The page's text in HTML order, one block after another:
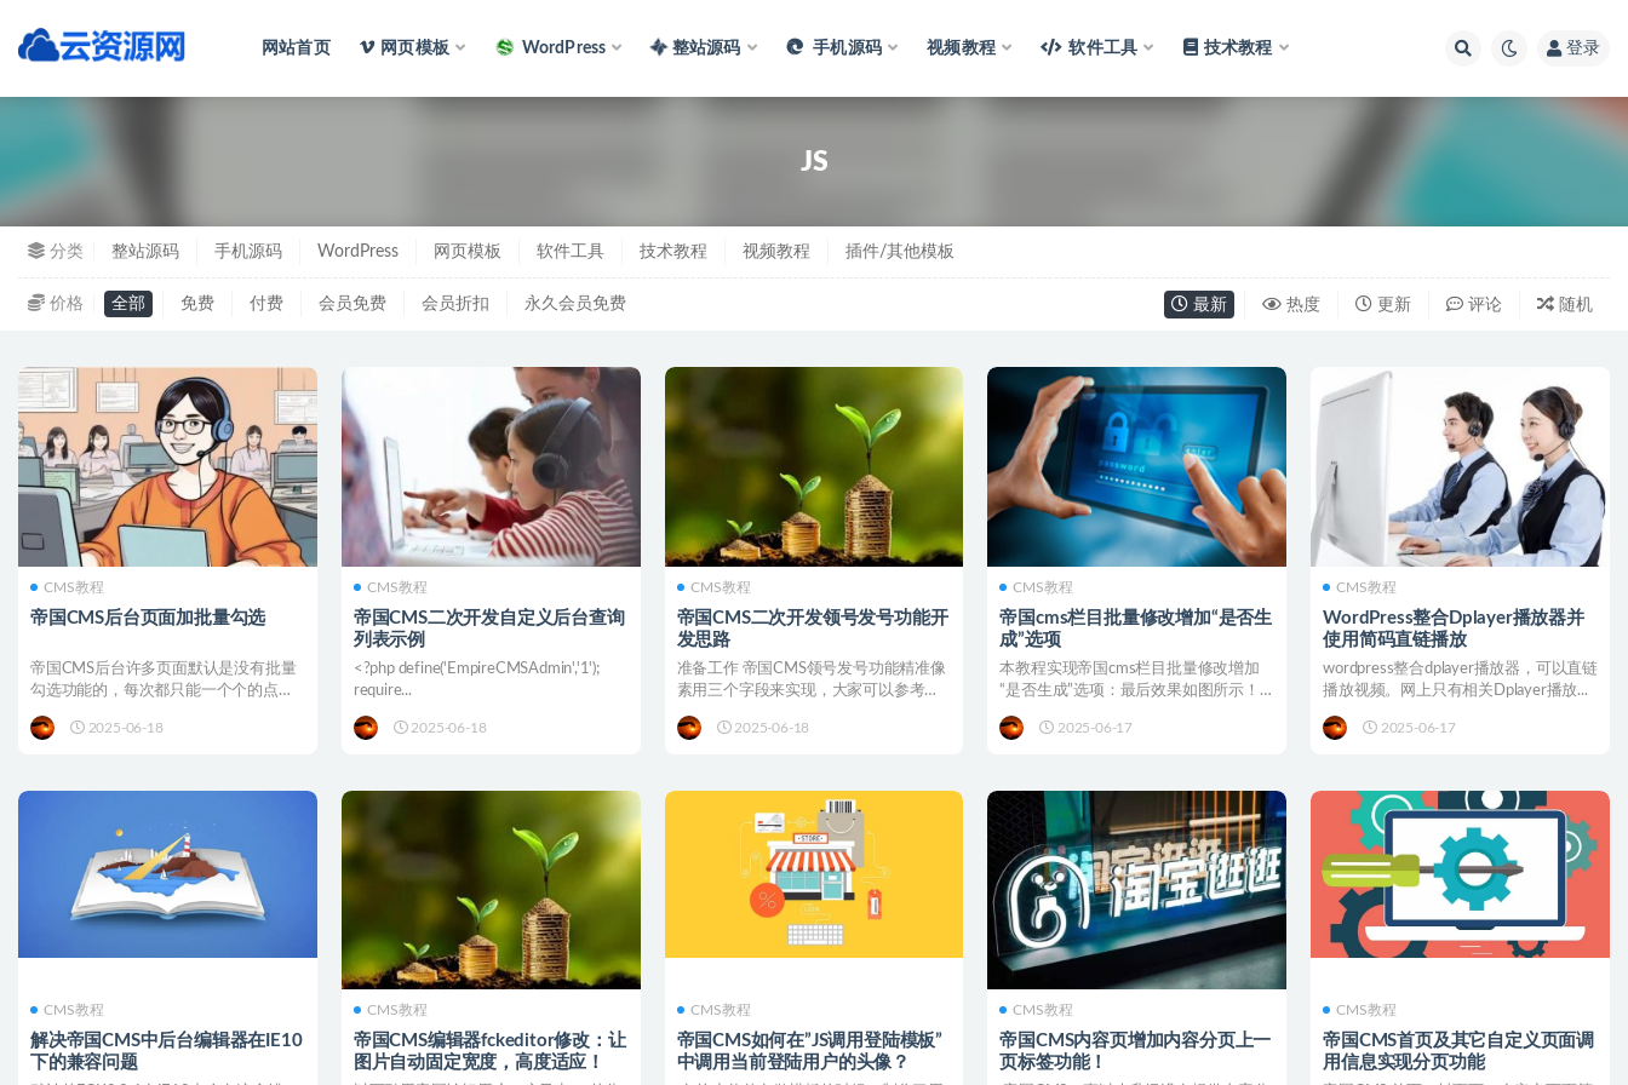
网站首页 网页模板 WordPress 整站源码 手机源码 视频教程 软件工具 技术教程 登录
JS
分类 整站源码 手机源码 WordPress 网页模板 软件工具 技术教程 视频教程 插件/其他模板
价格 全部 免费 付费 会员免费 会员折扣 永久会员免费 最新 热度 更新 评论 随机
CMS教程
帝国CMS后台页面加批量勾选
帝国CMS后台许多页面默认是没有批量
勾选功能的，每次都只能一个个的点，
2025-06-18
CMS教程
帝国CMS二次开发自定义后台查询
列表示例
<?php define('EmpireCMSAdmin','1');
require...
2025-06-18
CMS教程
帝国CMS二次开发领号发号功能开
发思路
准备工作 帝国CMS领号发号功能精准像
素用三个字段来实现，大家可以参考
2025-06-18
CMS教程
帝国cms栏目批量修改增加“是否生
成”选项
本教程实现帝国cms栏目批量修改增加
“是否生成”选项：最后效果如图所示！
2025-06-17
CMS教程
WordPress整合Dplayer播放器并
使用简码直链播放
wordpress整合dplayer播放器，可以直链
播放视频。网上只有相关Dplayer播放...
2025-06-17
CMS教程
解决帝国CMS中后台编辑器在IE10
下的兼容问题
CMS教程
帝国CMS编辑器fckeditor修改：让
图片自动固定宽度，高度适应！
CMS教程
帝国CMS如何在”JS调用登陆模板”
中调用当前登陆用户的头像？
CMS教程
帝国CMS内容页增加内容分页上一
页标签功能！
CMS教程
帝国CMS首页及其它自定义页面调
用信息实现分页功能